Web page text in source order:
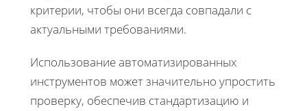
критерии, чтобы они всегда совпадали с
актуальными требованиями.
Использование автоматизированных
инструментов может значительно упростить
проверку, обеспечив стандартизацию и